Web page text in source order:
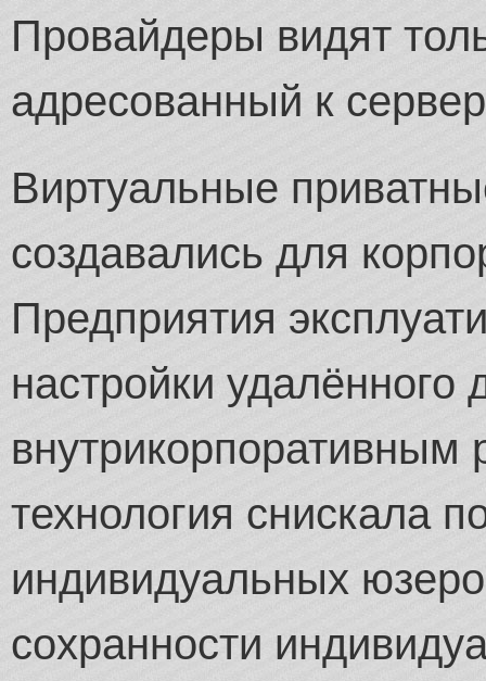
Провайдеры видят
адресованный к
Виртуальные
создавались для
Предприятия
настройки удалённого
внутрикорпоративным
технология снискала
индивидуальных
сохранности